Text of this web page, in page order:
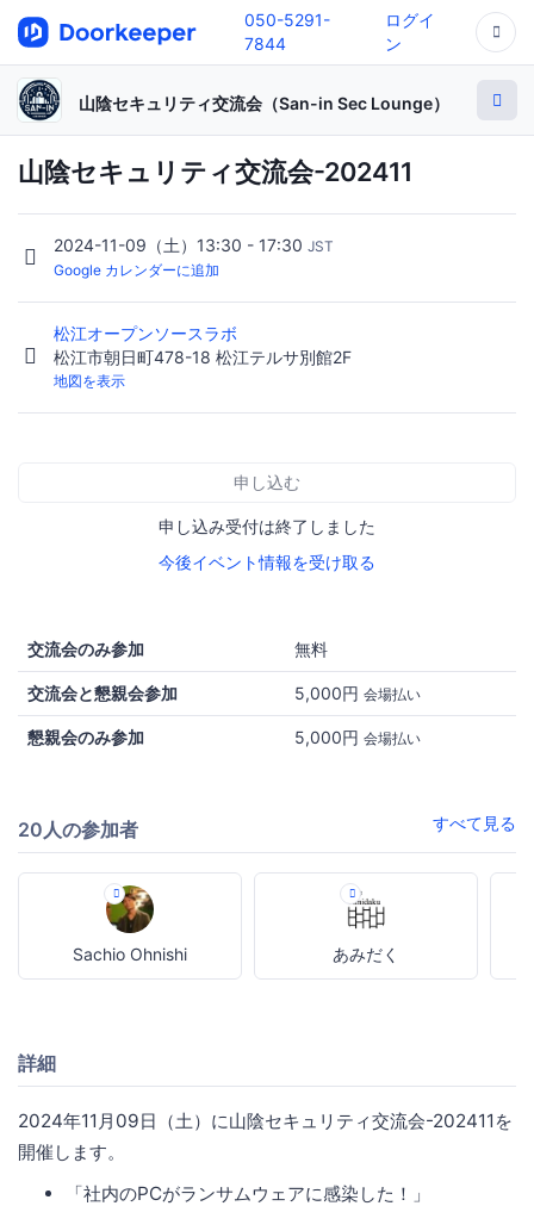
050-5291-
7844
ログイ
ン
山陰セキュリティ交流会（San-in Sec Lounge）
山陰セキュリティ交流会-202411
2024-11-09（土）13:30 - 17:30 JST
Google カレンダーに追加
松江オープンソースラボ
松江市朝日町478-18 松江テルサ別館2F
地図を表示
申し込む
申し込み受付は終了しました
今後イベント情報を受け取る
交流会のみ参加 無料
交流会と懇親会参加 5,000円 会場払い
懇親会のみ参加 5,000円 会場払い
20人の参加者 すべて見る
Sachio Ohnishi あみだく
詳細
2024年11月09日（土）に山陰セキュリティ交流会-202411を
開催します。
「社内のPCがランサムウェアに感染した！」